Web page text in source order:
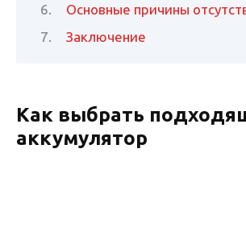
Основные причины
Заключение
Как выбрать
аккумулятор